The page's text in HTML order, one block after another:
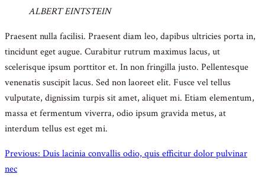
ALBERT EINTSTEIN
Praesent nulla facilisi. Praesent diam leo, dapibus ultricies porta in,
tincidunt eget augue. Curabitur rutrum maximus lacus, ut
scelerisque ipsum porttitor et. In non fringilla justo. Pellentesque
venenatis suscipit lacus. Sed non laoreet elit. Fusce vel tellus
vulputate, dignissim turpis sit amet, aliquet mi. Etiam elementum,
massa et fermentum viverra, odio ipsum gravida metus, at
interdum tellus est eget mi.
Indlægsnavigation
Previous: Duis lacinia convallis odio, quis efficitur dolor pulvinar
nec